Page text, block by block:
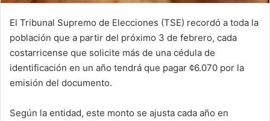
El Tribunal Supremo de Elecciones (TSE) recordó a toda la
población que a partir del próximo 3 de febrero, cada
costarricense que solicite más de una cédula de
identificación en un año tendrá que pagar ¢6.070 por la
emisión del documento.
Según la entidad, este monto se ajusta cada año en